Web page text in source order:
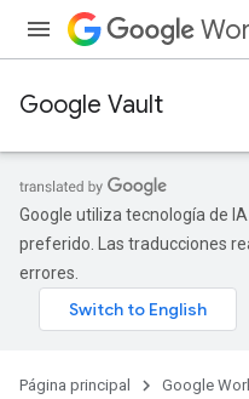
Google Vault
Google utiliza tecnología de
preferido. Las traducciones
errores.
Página principal Google